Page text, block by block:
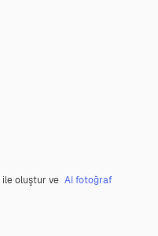
ile oluştur ve AI fotoğraf